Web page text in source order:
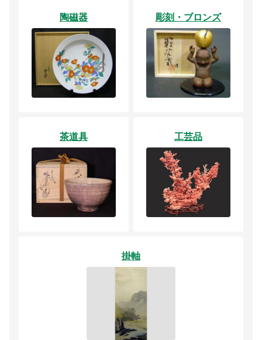
陶磁器 彫刻・ブロンズ
茶道具 工芸品
掛軸